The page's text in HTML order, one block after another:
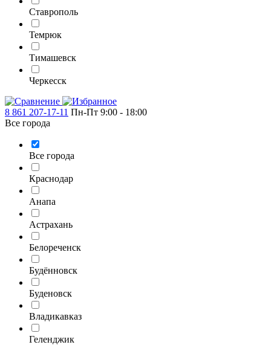
Ставрополь
Темрюк
Тимашевск
Черкесск
8 861 207-17-11 Пн-Пт 9:00 - 18:00
Все города
Все города
Краснодар
Анапа
Астрахань
Белореченск
Будённовск
Буденовск
Владикавказ
Геленджик